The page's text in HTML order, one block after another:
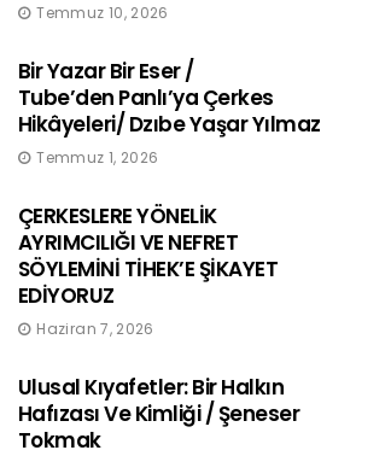
Temmuz 10, 2026
Bir Yazar Bir Eser /
Tube’den Panlı’ya Çerkes
Hikâyeleri/ Dzıbe Yaşar Yılmaz
Temmuz 1, 2026
ÇERKESLERE YÖNELİK
AYRIMCILIĞI VE NEFRET
SÖYLEMİNİ TİHEK’E ŞİKAYET
EDİYORUZ
Haziran 7, 2026
Ulusal Kıyafetler: Bir Halkın
Hafızası Ve Kimliği / Şeneser
Tokmak